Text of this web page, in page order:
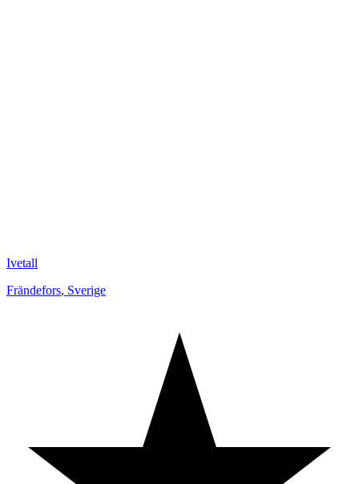
Ivetall
Frändefors, Sverige